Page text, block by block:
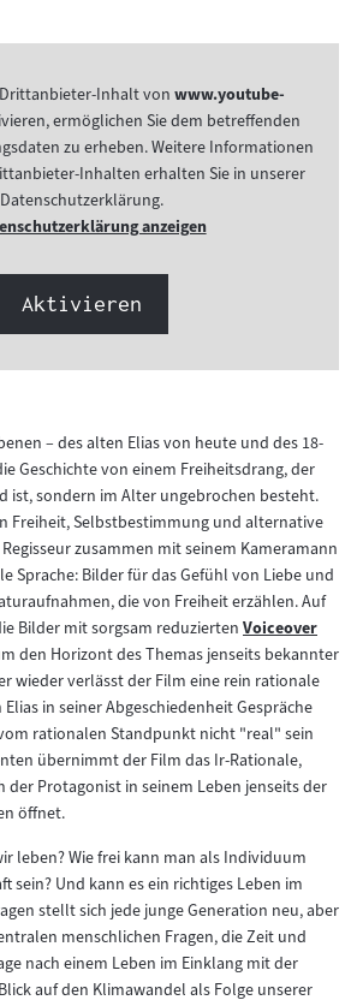
Inhalt von www.youtube-
ermöglichen Sie dem betreffenden
zu erheben. Weitere Informationen
Inhalten erhalten Sie in unserer
Datenschutzerklärung.
anzeigen
Aktivieren
– des alten Elias von heute und des 18-
Geschichte von einem Freiheitsdrang, der
ist, sondern im Alter ungebrochen besteht.
Freiheit, Selbstbestimmung und alternative
zusammen mit seinem Kameramann
Sprache: Bilder für das Gefühl von Liebe und
die von Freiheit erzählen. Auf
Bilder mit sorgsam reduzierten Zum
Inhalt:
Voiceover
den Horizont des Themas jenseits bekannter
wieder verlässt der Film eine rein rationale
in seiner Abgeschiedenheit Gespräche
rationalen Standpunkt nicht "real" sein
übernimmt der Film das Ir-Rationale,
der Protagonist in seinem Leben jenseits der
öffnet.
leben? Wie frei kann man als Individuum
sein? Und kann es ein richtiges Leben im
stellt sich jede junge Generation neu, aber
menschlichen Fragen, die Zeit und
nach einem Leben im Einklang mit der
auf den Klimawandel als Folge unserer